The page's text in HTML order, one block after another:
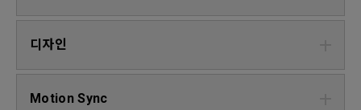
디자인
Motion Sync